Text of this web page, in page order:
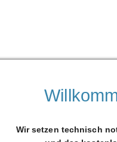
Wir setzen technisch